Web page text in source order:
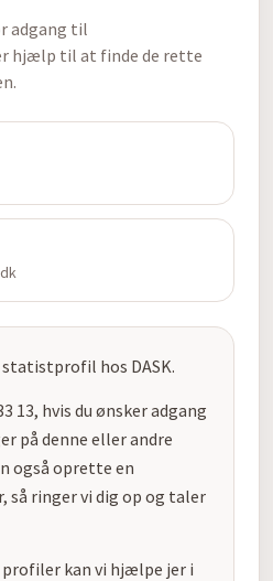
adgang til
hjælp til at finde de rette
hos DASK.
13, hvis du ønsker adgang
på denne eller andre
også oprette en
så ringer vi dig op og taler
profiler kan vi hjælpe jer i